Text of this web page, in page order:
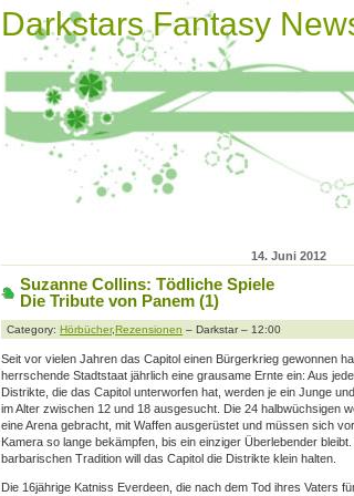
Darkstars Fantasy
14. Juni 2012
Suzanne Collins: Tödliche Spiele
Die Tribute von Panem (1)
Category: Hörbücher,Rezensionen – Darkstar – 12:00
Seit vor vielen Jahren das Capitol einen Bürgerkrieg gewonnen
herrschende Stadtstaat jährlich eine grausame Ernte ein: Aus
Distrikte, die das Capitol unterworfen hat, werden je ein Junge
im Alter zwischen 12 und 18 ausgesucht. Die 24 halbwüchsigen
eine Arena gebracht, mit Waffen ausgerüstet und müssen sich
Kamera so lange bekämpfen, bis ein einziger Überlebender
barbarischen Tradition will das Capitol die Distrikte klein halten.
Die 16jährige Katniss Everdeen, die nach dem Tod ihres Vaters